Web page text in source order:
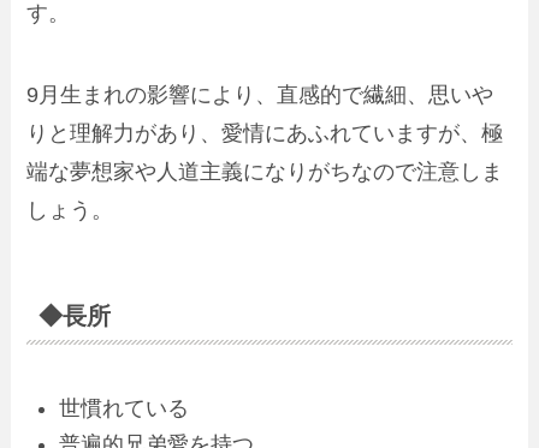
す。
9月生まれの影響により、直感的で繊細、思いや
りと理解力があり、愛情にあふれていますが、極
端な夢想家や人道主義になりがちなので注意しま
しょう。
◆長所
世慣れている